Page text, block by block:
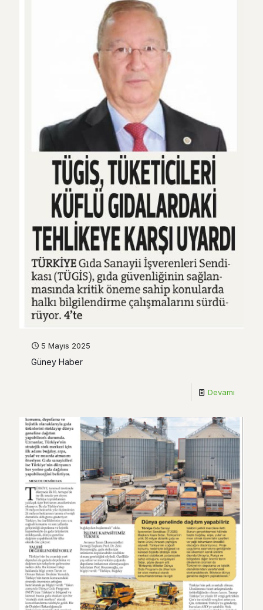
5 Mayıs 2025
Güney Haber
Devamı